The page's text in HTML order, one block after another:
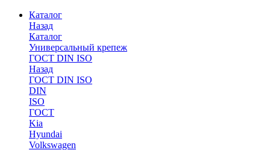
Каталог
Назад
Каталог
Универсальный крепеж
ГОСТ DIN ISO
Назад
ГОСТ DIN ISO
DIN
ISO
ГОСТ
Kia
Hyundai
Volkswagen